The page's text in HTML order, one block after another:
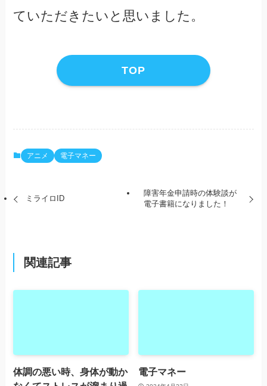
ていただきたいと思いました。
TOP
アニメ 電子マネー
ミライロID
障害年金申請時の体験談が
電子書籍になりました！
関連記事
体調の悪い時、身体が動か
電子マネー